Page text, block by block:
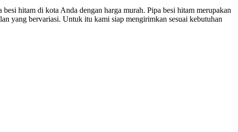
hitam di kota Anda dengan harga murah. Pipa besi hitam merupakan
yang bervariasi. Untuk itu kami siap mengirimkan sesuai kebutuhan